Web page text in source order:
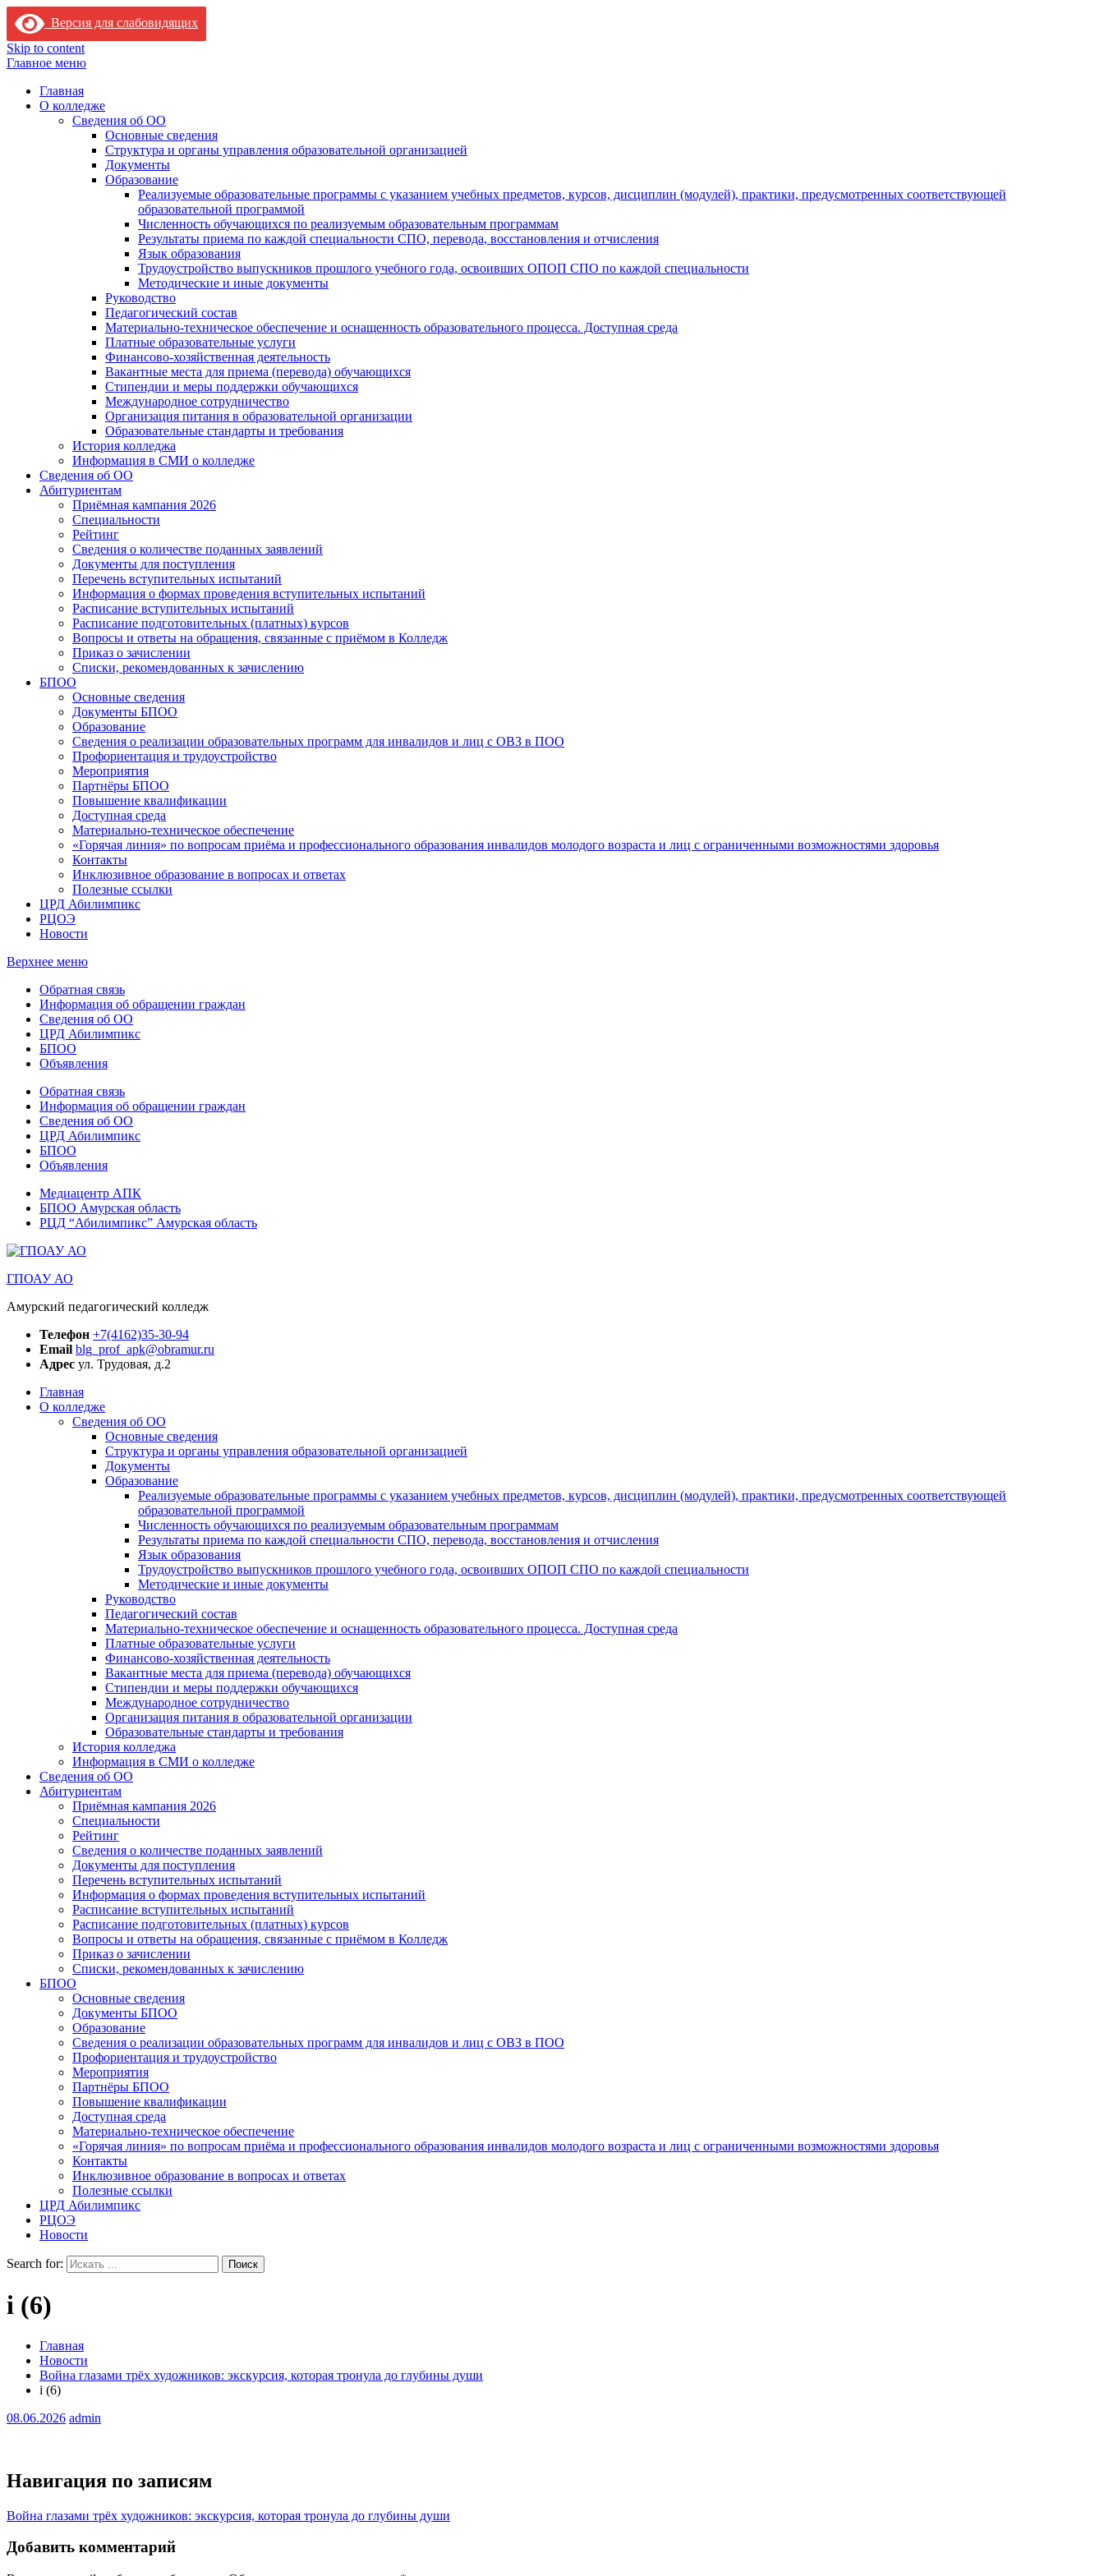
Версия для слабовидящих
Skip to content
Главное меню
Главная
О колледже
Сведения об ОО
Основные сведения
Структура и органы управления образовательной организацией
Документы
Образование
Реализуемые образовательные программы с указанием учебных предметов, курсов, дисциплин (модулей), практики, предусмотренных соответствующей
образовательной программой
Численность обучающихся по реализуемым образовательным программам
Результаты приема по каждой специальности СПО, перевода, восстановления и отчисления
Язык образования
Трудоустройство выпускников прошлого учебного года, освоивших ОПОП СПО по каждой специальности
Методические и иные документы
Руководство
Педагогический состав
Материально-техническое обеспечение и оснащенность образовательного процесса. Доступная среда
Платные образовательные услуги
Финансово-хозяйственная деятельность
Вакантные места для приема (перевода) обучающихся
Стипендии и меры поддержки обучающихся
Международное сотрудничество
Организация питания в образовательной организации
Образовательные стандарты и требования
История колледжа
Информация в СМИ о колледже
Сведения об ОО
Абитуриентам
Приёмная кампания 2026
Специальности
Рейтинг
Сведения о количестве поданных заявлений
Документы для поступления
Перечень вступительных испытаний
Информация о формах проведения вступительных испытаний
Расписание вступительных испытаний
Расписание подготовительных (платных) курсов
Вопросы и ответы на обращения, связанные с приёмом в Колледж
Приказ о зачислении
Списки, рекомендованных к зачислению
БПОО
Основные сведения
Документы БПОО
Образование
Сведения о реализации образовательных программ для инвалидов и лиц с ОВЗ в ПОО
Профориентация и трудоустройство
Мероприятия
Партнёры БПОО
Повышение квалификации
Доступная среда
Материально-техническое обеспечение
«Горячая линия» по вопросам приёма и профессионального образования инвалидов молодого возраста и лиц с ограниченными возможностями здоровья
Контакты
Инклюзивное образование в вопросах и ответах
Полезные ссылки
ЦРД Абилимпикс
РЦОЭ
Новости
Верхнее меню
Обратная связь
Информация об обращении граждан
Сведения об ОО
ЦРД Абилимпикс
БПОО
Объявления
Обратная связь
Информация об обращении граждан
Сведения об ОО
ЦРД Абилимпикс
БПОО
Объявления
Медиацентр АПК
БПОО Амурская область
РЦД “Абилимпикс” Амурская область
ГПОАУ АО
Амурский педагогический колледж
Телефон +7(4162)35-30-94
Email blg_prof_apk@obramur.ru
Адрес ул. Трудовая, д.2
Главная
О колледже
Сведения об ОО
Основные сведения
Структура и органы управления образовательной организацией
Документы
Образование
Реализуемые образовательные программы с указанием учебных предметов, курсов, дисциплин (модулей), практики, предусмотренных соответствующей
образовательной программой
Численность обучающихся по реализуемым образовательным программам
Результаты приема по каждой специальности СПО, перевода, восстановления и отчисления
Язык образования
Трудоустройство выпускников прошлого учебного года, освоивших ОПОП СПО по каждой специальности
Методические и иные документы
Руководство
Педагогический состав
Материально-техническое обеспечение и оснащенность образовательного процесса. Доступная среда
Платные образовательные услуги
Финансово-хозяйственная деятельность
Вакантные места для приема (перевода) обучающихся
Стипендии и меры поддержки обучающихся
Международное сотрудничество
Организация питания в образовательной организации
Образовательные стандарты и требования
История колледжа
Информация в СМИ о колледже
Сведения об ОО
Абитуриентам
Приёмная кампания 2026
Специальности
Рейтинг
Сведения о количестве поданных заявлений
Документы для поступления
Перечень вступительных испытаний
Информация о формах проведения вступительных испытаний
Расписание вступительных испытаний
Расписание подготовительных (платных) курсов
Вопросы и ответы на обращения, связанные с приёмом в Колледж
Приказ о зачислении
Списки, рекомендованных к зачислению
БПОО
Основные сведения
Документы БПОО
Образование
Сведения о реализации образовательных программ для инвалидов и лиц с ОВЗ в ПОО
Профориентация и трудоустройство
Мероприятия
Партнёры БПОО
Повышение квалификации
Доступная среда
Материально-техническое обеспечение
«Горячая линия» по вопросам приёма и профессионального образования инвалидов молодого возраста и лиц с ограниченными возможностями здоровья
Контакты
Инклюзивное образование в вопросах и ответах
Полезные ссылки
ЦРД Абилимпикс
РЦОЭ
Новости
Search for:
i (6)
Главная
Новости
Война глазами трёх художников: экскурсия, которая тронула до глубины души
i (6)
08.06.2026 admin
Навигация по записям
Война глазами трёх художников: экскурсия, которая тронула до глубины души
Добавить комментарий